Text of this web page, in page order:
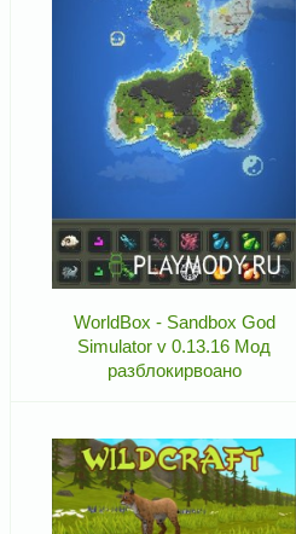
WorldBox - Sandbox God
Simulator v 0.13.16 Мод
разблокирвоано